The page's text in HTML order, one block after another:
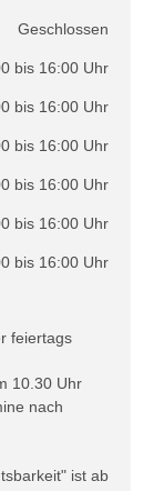
Geschlossen
bis 16:00 Uhr
bis 16:00 Uhr
bis 16:00 Uhr
bis 16:00 Uhr
bis 16:00 Uhr
bis 16:00 Uhr
feiertags
10.30 Uhr
nach
ist ab